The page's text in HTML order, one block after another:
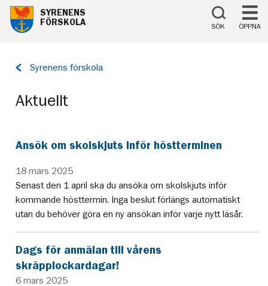
Till innehåll på sidan
SYRENENS
FÖRSKOLA
SÖK ÖPPNA
Tillbaka
Syrenens förskola
Aktuellt
Ansök om skolskjuts inför höstterminen
18 mars 2025
Senast den 1 april ska du ansöka om skolskjuts inför
kommande hösttermin. Inga beslut förlängs automatiskt
utan du behöver göra en ny ansökan inför varje nytt läsår.
Dags för anmälan till vårens
skräpplockardagar!
6 mars 2025